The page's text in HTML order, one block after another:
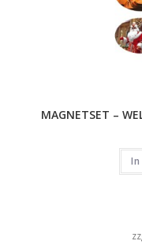
MAGNETSET –